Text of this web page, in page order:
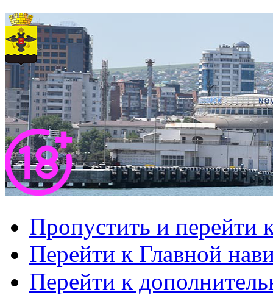
Пропустить и перейти
Перейти к Главной
Перейти к